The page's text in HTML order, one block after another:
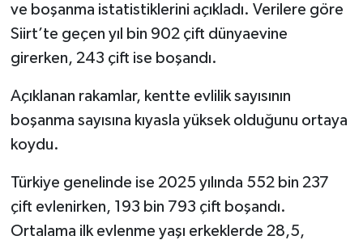
ve boşanma istatistiklerini açıkladı. Verilere göre
Siirt’te geçen yıl bin 902 çift dünyaevine
girerken, 243 çift ise boşandı.
Açıklanan rakamlar, kentte evlilik sayısının
boşanma sayısına kıyasla yüksek olduğunu ortaya
koydu.
Türkiye genelinde ise 2025 yılında 552 bin 237
çift evlenirken, 193 bin 793 çift boşandı.
Ortalama ilk evlenme yaşı erkeklerde 28,5,